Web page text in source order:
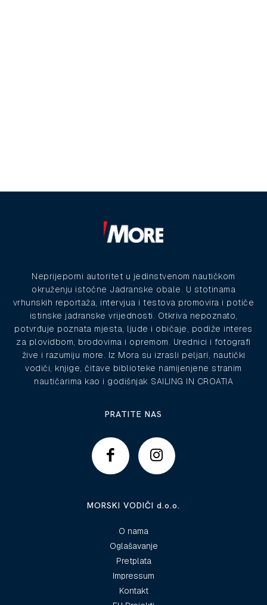
Neprijeporni autoritet u jedinstvenom nautičkom
okruženju istočne Jadranske obale. U stotinama
vrhunskih reportaža, intervjua i testova promovira i potiče
istinske jadranske vrijednosti. Otkriva nepoznato,
potvrđuje poznata mjesta, ljude i običaje, podiže interes
za plovidbom, brodovima i opremom. Urednici i fotografi
žive i razumiju more. Iz Mora su izrasli peljari, nautički
vodiči, knjige, čitave biblioteke namijenjene stranim
nautičarima kao i godišnjak SAILING IN CROATIA
PRATITE NAS
MORSKI VODIČI d.o.o.
O nama
Oglašavanje
Pretplata
Impressum
Kontakt